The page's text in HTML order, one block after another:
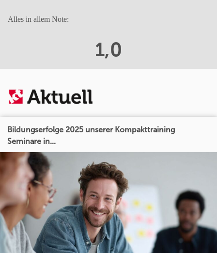
Alles in allem Note:
1,0
Bildungserfolge 2025 unserer Kompakttraining
Seminare in...